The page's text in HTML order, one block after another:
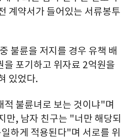
계약서가 들어있는 서류봉투
불륜을 저지를 경우 유책 배
을 포기하고 위자료 2억원을
있었다.
불륜녀로 보는 것이냐"며
만, 남자 친구는 "너만 해당되
하게 적용된다"며 서로를 위